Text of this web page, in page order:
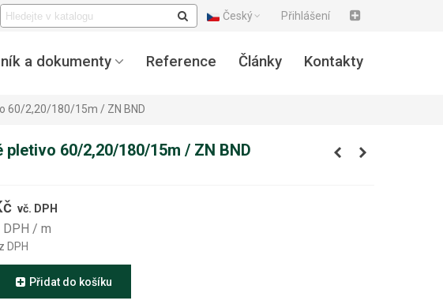
Český Přihlášení
a dokumenty Reference Články Kontakty
60/2,20/180/15m / ZN BND
pletivo 60/2,20/180/15m / ZN BND
vč. DPH
/ m
DPH
Přidat do košíku